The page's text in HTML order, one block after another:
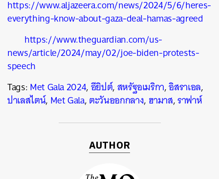
https://www.aljazeera.com/news/2024/5/6/heres-
everything-know-about-gaza-deal-hamas-agreed
https://www.theguardian.com/us-
news/article/2024/may/02/joe-biden-protests-
speech
Tags:Met Gala 2024,อียิปต์,สหรัฐอเมริกา,อิสราเอล,
ปาเลสไตน์, Met Gala,ตะวันออกกลาง, ฮามาส,ราฟาห์
AUTHOR